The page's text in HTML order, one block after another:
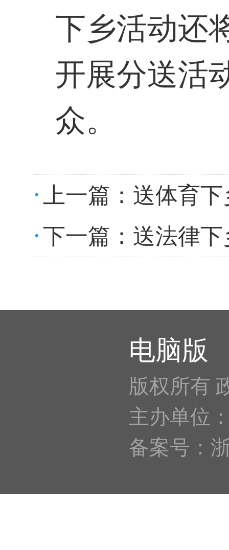
下乡活动还
开展分送活
众。
上一篇： 送体育
下一篇： 送法律
电脑版
版权所有
主办单位
备案号：